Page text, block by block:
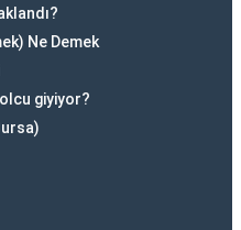
Ne Demek
giyiyor?